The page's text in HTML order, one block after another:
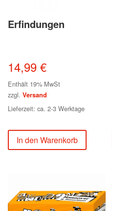
Erfindungen
14,99 €
Enthält 19% MwSt
zzgl. Versand
Lieferzeit: ca. 2-3 Werktage
In den Warenkorb